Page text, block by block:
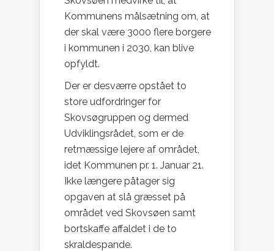
Kommunens målsætning om, at
der skal være 3000 flere borgere
i kommunen i 2030, kan blive
opfyldt.
Der er desværre opstået to
store udfordringer for
Skovsøgruppen og dermed
Udviklingsrådet, som er de
retmæssige lejere af området,
idet Kommunen pr. 1. Januar 21.
Ikke længere påtager sig
opgaven at slå græsset på
området ved Skovsøen samt
bortskaffe affaldet i de to
skraldespande.